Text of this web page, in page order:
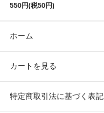
550円(税50円)
ホーム
カートを見る
特定商取引法に基づく表記